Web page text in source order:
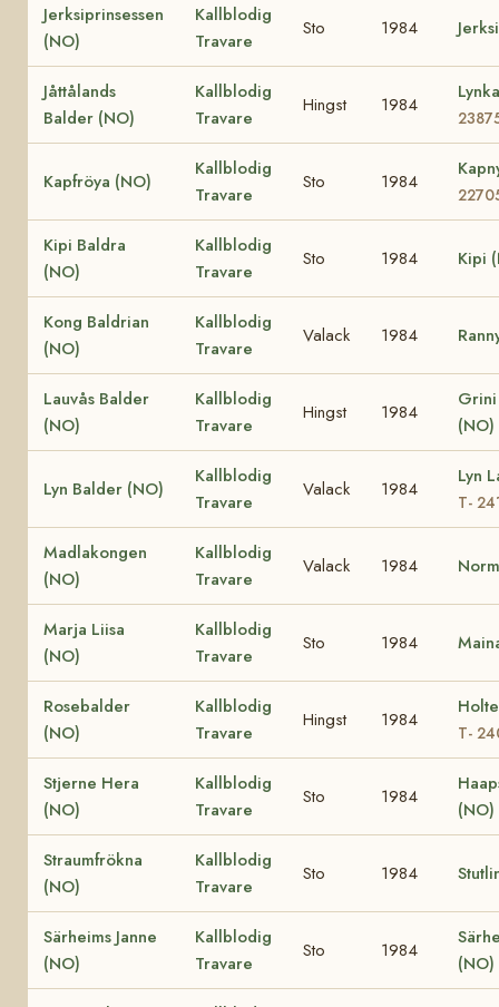
Jerksiprinsessen
(NO)
Kallblodig
Travare
Sto 1984
Jåttålands
Balder (NO)
Kallblodig
Travare
Hingst 1984
Kapfröya (NO)
Kallblodig
Travare
Sto 1984
Kipi Baldra
(NO)
Kallblodig
Travare
Sto 1984 Kipi
Kong Baldrian
(NO)
Kallblodig
Travare
Valack 1984
Lauvås Balder
(NO)
Kallblodig
Travare
Hingst 1984
(NO)
Lyn Balder (NO)
Kallblodig
Travare
Valack 1984
Lyn
T-
Madlakongen
(NO)
Kallblodig
Travare
Valack 1984
Marja Liisa
(NO)
Kallblodig
Travare
Sto 1984
Rosebalder
(NO)
Kallblodig
Travare
Hingst 1984
T-
Stjerne Hera
(NO)
Kallblodig
Travare
Sto 1984
(NO)
Straumfrökna
(NO)
Kallblodig
Travare
Sto 1984
Särheims Janne
(NO)
Kallblodig
Travare
Sto 1984
(NO)